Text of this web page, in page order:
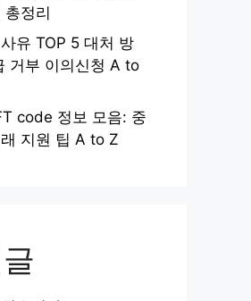
정리
유 TOP 5 대처 방
거부 이의신청 A to
code 정보 모음: 중
지원 팁 A to Z